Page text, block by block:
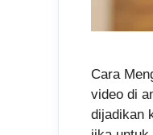
Cara
video di
dijadikan